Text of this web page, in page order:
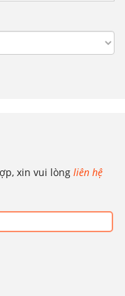
xin vui lòng liên hệ